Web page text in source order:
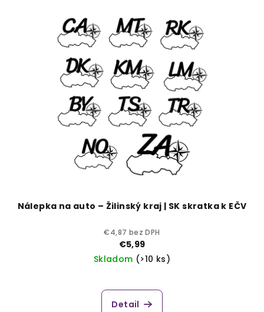
Nálepka na auto – Žilinský kraj | SK skratka k EČV
€4,87 bez DPH
€5,99
Skladom (>10 ks)
hodnotenie
produktu
Detail